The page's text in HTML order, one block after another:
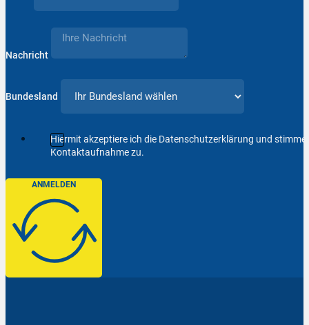
Nachricht
Bundesland
Hiermit akzeptiere ich die Datenschutzerklärung und
Kontaktaufnahme zu.
ANMELDEN